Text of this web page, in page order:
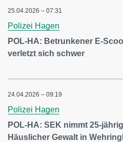
25.04.2026 – 07:31
Polizei Hagen
POL-HA: Betrunkener E-
verletzt sich schwer
24.04.2026 – 09:19
Polizei Hagen
POL-HA: SEK nimmt 25-
Häuslicher Gewalt in